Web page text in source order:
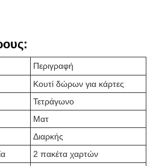
Περιγραφή
Κουτί δώρων για κάρτες
Τετράγωνο
Ματ
Διαρκής
2 πακέτα χαρτών